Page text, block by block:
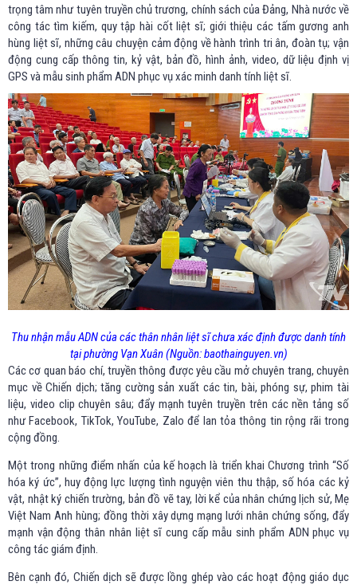
trọng tâm như tuyên truyền chủ trương, chính sách của Đảng, Nhà nước về
công tác tìm kiếm, quy tập hài cốt liệt sĩ; giới thiệu các tấm gương anh
hùng liệt sĩ, những câu chuyện cảm động về hành trình tri ân, đoàn tụ; vận
động cung cấp thông tin, kỷ vật, bản đồ, hình ảnh, video, dữ liệu định vị
GPS và mẫu sinh phẩm ADN phục vụ xác minh danh tính liệt sĩ.
Thu nhận mẫu ADN của các thân nhân liệt sĩ chưa xác định được danh tính
tại phường Vạn Xuân (Nguồn: baothainguyen.vn)
Các cơ quan báo chí, truyền thông được yêu cầu mở chuyên trang, chuyên
mục về Chiến dịch; tăng cường sản xuất các tin, bài, phóng sự, phim tài
liệu, video clip chuyên sâu; đẩy mạnh tuyên truyền trên các nền tảng số
như Facebook, TikTok, YouTube, Zalo để lan tỏa thông tin rộng rãi trong
cộng đồng.
Một trong những điểm nhấn của kế hoạch là triển khai Chương trình “Số
hóa ký ức”, huy động lực lượng tình nguyện viên thu thập, số hóa các kỷ
vật, nhật ký chiến trường, bản đồ vẽ tay, lời kể của nhân chứng lịch sử, Mẹ
Việt Nam Anh hùng; đồng thời xây dựng mạng lưới nhân chứng sống, đẩy
mạnh vận động thân nhân liệt sĩ cung cấp mẫu sinh phẩm ADN phục vụ
công tác giám định.
Bên cạnh đó, Chiến dịch sẽ được lồng ghép vào các hoạt động giáo dục